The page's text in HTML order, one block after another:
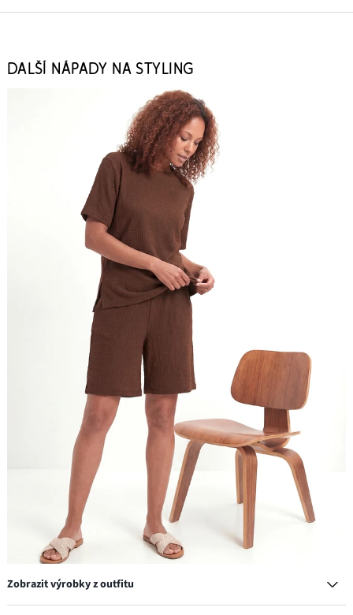
DALŠÍ NÁPADY NA STYLING
Zobrazit výrobky z outfitu